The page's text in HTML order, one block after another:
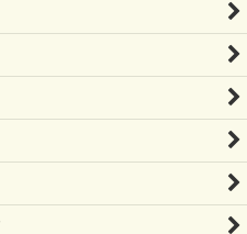
カンポストリーニ